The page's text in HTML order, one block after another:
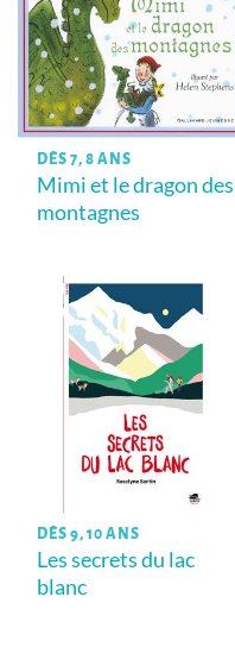
DÈS 7, 8 ANS
Mimi et le dragon des
montagnes
DÈS 9, 10 ANS
Les secrets du lac
blanc